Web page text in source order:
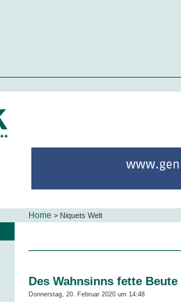
Home > Niquets Welt
Des Wahnsinns fette Beute
Donnerstag, 20. Februar 2020 um 14:48